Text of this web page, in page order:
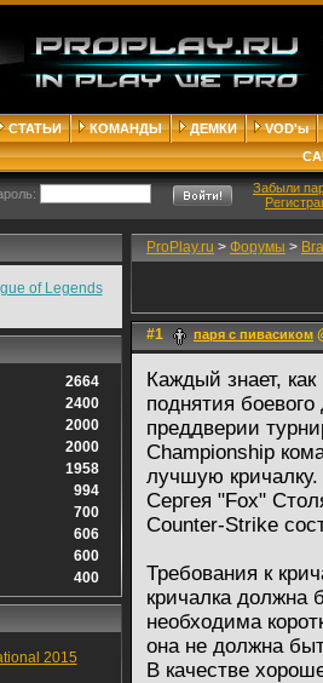
СТАТЬИ КОМАНДЫ ДЕМКИ
VOD'ы
Забыли
of Legends
2664
2400
2000
2000
1958
994
700
606
600
400
2015
ProPlay.ru > Форумы >
#1 паря с пивасиком
Каждый знает,
поднятия
преддверии
Championship
лучшую
Сергея "Fox"
Counter-Strike
Требования к
кричалка должна
необходима
она не должна
В качестве